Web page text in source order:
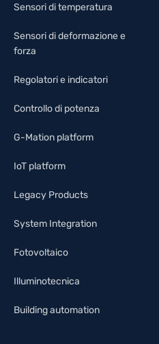
Sensori di temperatura
Sensori di deformazione e
forza
Regolatori e indicatori
Controllo di potenza
G-Mation platform
IoT platform
Legacy Products
System Integration
Fotovoltaico
Illuminotecnica
Building automation